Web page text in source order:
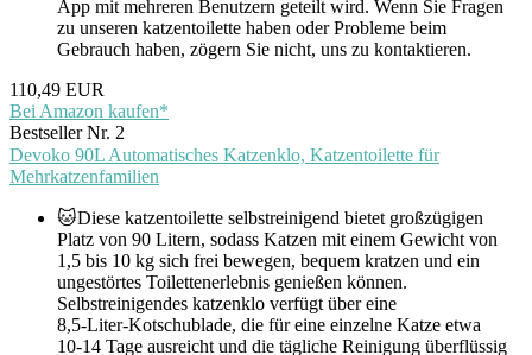
App mit mehreren Benutzern geteilt wird. Wenn Sie Fragen
zu unseren katzentoilette haben oder Probleme beim
Gebrauch haben, zögern Sie nicht, uns zu kontaktieren.
110,49 EUR
Bei Amazon kaufen*
Bestseller Nr. 2
Devoko 90L Automatisches Katzenklo, Katzentoilette für
Mehrkatzenfamilien
🐱Diese katzentoilette selbstreinigend bietet großzügigen
Platz von 90 Litern, sodass Katzen mit einem Gewicht von
1,5 bis 10 kg sich frei bewegen, bequem kratzen und ein
ungestörtes Toilettenerlebnis genießen können.
Selbstreinigendes katzenklo verfügt über eine
8,5‑Liter‑Kotschublade, die für eine einzelne Katze etwa
10‑14 Tage ausreicht und die tägliche Reinigung überflüssig